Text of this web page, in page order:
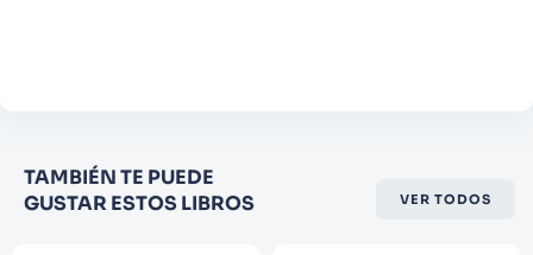
Califique el producto de 1 a 5
estrellas
TAMBIÉN TE PUEDE
GUSTAR ESTOS LIBROS
VER TODOS